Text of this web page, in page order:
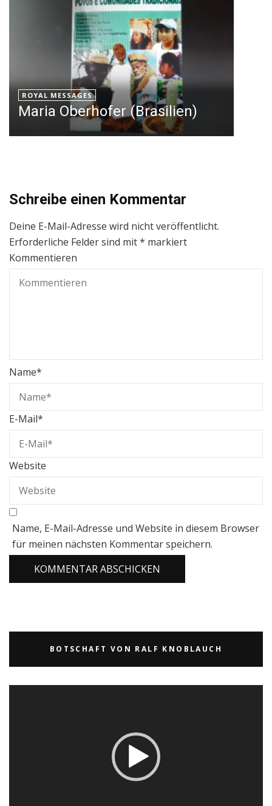
ROYAL MESSAGES
Maria Oberhofer (Brasilien)
Schreibe einen Kommentar
Deine E-Mail-Adresse wird nicht veröffentlicht.
Erforderliche Felder sind mit* markiert
Kommentieren
Name*
E-Mail*
Website
Name, E-Mail-Adresse und Website in diesem Browser
für meinen nächsten Kommentar speichern.
BOTSCHAFT VON RALF KNOBLAUCH